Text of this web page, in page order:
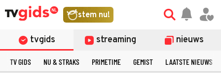
stem nu!
tvgids streaming nieuws
TV GIDS NU & STRAKS PRIMETIME GEMIST LAATSTE NIEUWS